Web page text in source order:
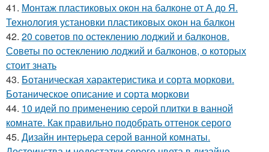
41. Монтаж пластиковых окон на балконе от А до Я.
Технология установки пластиковых окон на балкон
42. 20 советов по остеклению лоджий и балконов.
Советы по остеклению лоджий и балконов, о которых
стоит знать
43. Ботаническая характеристика и сорта моркови.
Ботаническое описание и сорта моркови
44. 10 идей по применению серой плитки в ванной
комнате. Как правильно подобрать оттенок серого
45. Дизайн интерьера серой ванной комнаты.